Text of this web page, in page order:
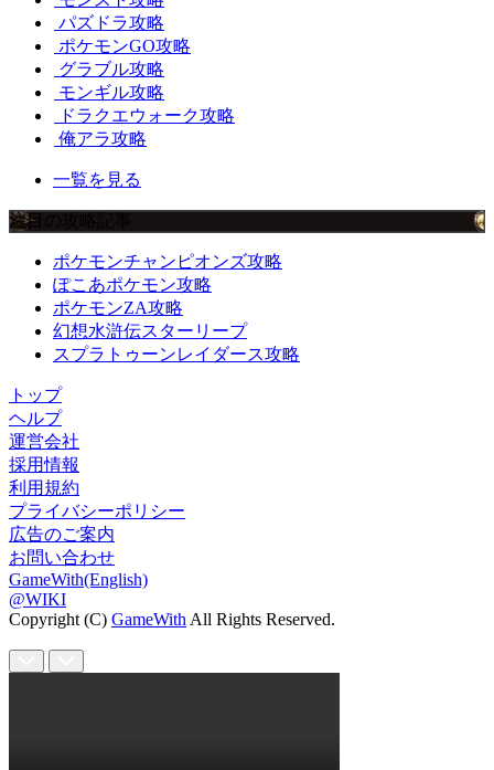
パズドラ攻略
ポケモンGO攻略
グラブル攻略
モンギル攻略
ドラクエウォーク攻略
俺アラ攻略
一覧を見る
注目の攻略記事
ポケモンチャンピオンズ攻略
ぽこあポケモン攻略
ポケモンZA攻略
幻想水滸伝スターリープ
スプラトゥーンレイダース攻略
トップ
ヘルプ
運営会社
採用情報
利用規約
プライバシーポリシー
広告のご案内
お問い合わせ
GameWith(English)
@WIKI
Copyright (C) GameWith All Rights Reserved.